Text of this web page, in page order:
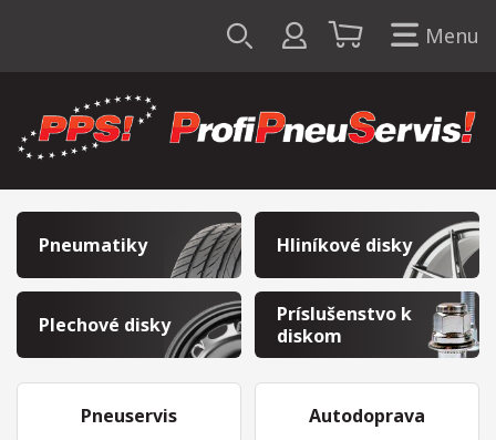
Menu
Pneumatiky Hliníkové disky
Plechové disky
Príslušenstvo k
diskom
Pneuservis Autodoprava